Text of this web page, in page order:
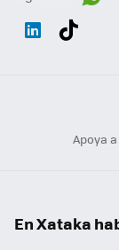
Apoya
En Xataka